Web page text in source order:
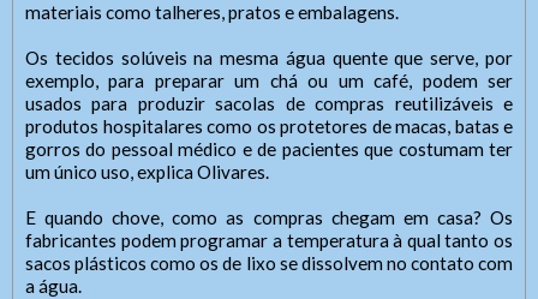
materiais como talheres, pratos e embalagens.
Os tecidos solúveis na mesma água quente que serve, por
exemplo, para preparar um chá ou um café, podem ser
usados para produzir sacolas de compras reutilizáveis e
produtos hospitalares como os protetores de macas, batas e
gorros do pessoal médico e de pacientes que costumam ter
um único uso, explica Olivares.
E quando chove, como as compras chegam em casa? Os
fabricantes podem programar a temperatura à qual tanto os
sacos plásticos como os de lixo se dissolvem no contato com
a água.
Acessibilidade
Tamanho da fonte:
Gerenciador
Usuário
Webmail
Digite apenas o "usuário" sem @dominio!
Usuário
Contatos
SIC Físico
Endereço
Endereço de atendimento
Contatos
Tel: (xx) 0000-0000,
Celular/WhatsApp (xx) 00000-0000
Fale Conosco